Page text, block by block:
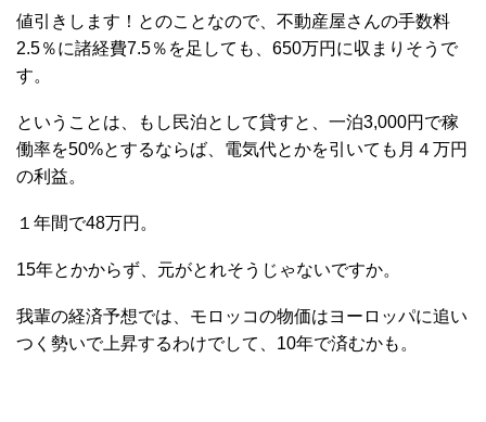
値引きします！とのことなので、不動産屋さんの手数料
2.5％に諸経費7.5％を足しても、650万円に収まりそうで
す。
ということは、もし民泊として貸すと、一泊3,000円で稼
働率を50%とするならば、電気代とかを引いても月４万円
の利益。
１年間で48万円。
15年とかからず、元がとれそうじゃないですか。
我輩の経済予想では、モロッコの物価はヨーロッパに追い
つく勢いで上昇するわけでして、10年で済むかも。